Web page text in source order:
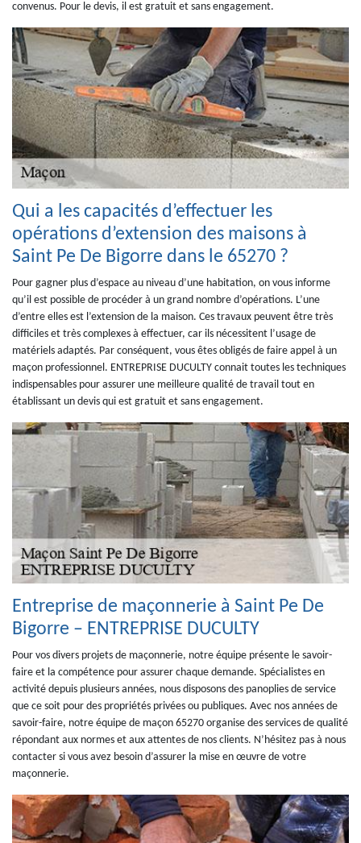
convenus. Pour le devis, il est gratuit et sans engagement.
Qui a les capacités d’effectuer les
opérations d’extension des maisons à
Saint Pe De Bigorre dans le 65270 ?
Pour gagner plus d’espace au niveau d’une habitation, on vous informe
qu’il est possible de procéder à un grand nombre d’opérations. L’une
d’entre elles est l’extension de la maison. Ces travaux peuvent être très
difficiles et très complexes à effectuer, car ils nécessitent l’usage de
matériels adaptés. Par conséquent, vous êtes obligés de faire appel à un
maçon professionnel. ENTREPRISE DUCULTY connait toutes les techniques
indispensables pour assurer une meilleure qualité de travail tout en
établissant un devis qui est gratuit et sans engagement.
Entreprise de maçonnerie à Saint Pe De
Bigorre – ENTREPRISE DUCULTY
Pour vos divers projets de maçonnerie, notre équipe présente le savoir-
faire et la compétence pour assurer chaque demande. Spécialistes en
activité depuis plusieurs années, nous disposons des panoplies de service
que ce soit pour des propriétés privées ou publiques. Avec nos années de
savoir-faire, notre équipe de maçon 65270 organise des services de qualité
répondant aux normes et aux attentes de nos clients. N’hésitez pas à nous
contacter si vous avez besoin d’assurer la mise en œuvre de votre
maçonnerie.